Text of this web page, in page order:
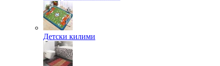
Детски килими